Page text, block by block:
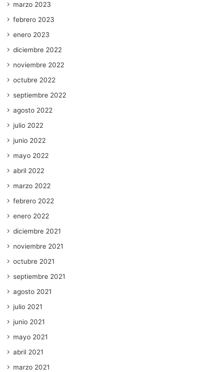
marzo 2023
febrero 2023
enero 2023
diciembre 2022
noviembre 2022
octubre 2022
septiembre 2022
agosto 2022
julio 2022
junio 2022
mayo 2022
abril 2022
marzo 2022
febrero 2022
enero 2022
diciembre 2021
noviembre 2021
octubre 2021
septiembre 2021
agosto 2021
julio 2021
junio 2021
mayo 2021
abril 2021
marzo 2021